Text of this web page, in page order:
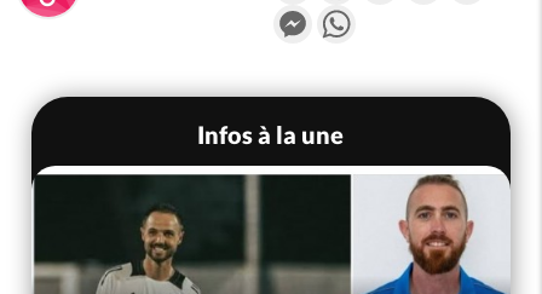
Messenger
Infos à la une